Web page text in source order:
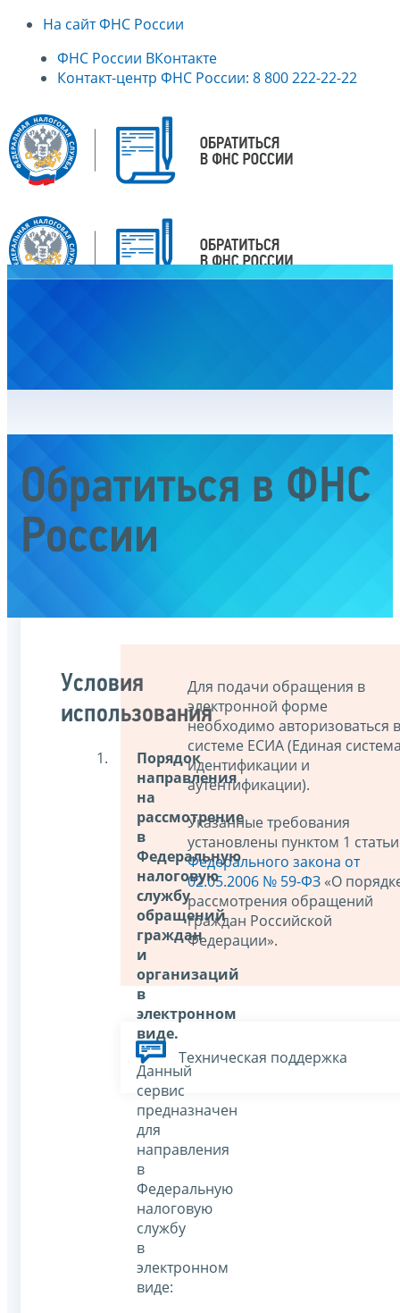
На сайт ФНС России
ФНС России ВКонтакте
Контакт-центр ФНС России: 8 800 222-22-22
Обратиться в ФНС
России
Условия
использования
Порядок
направления
на
рассмотрение
в
Федеральную
налоговую
службу
обращений
граждан
и
организаций
в
электронном
виде.
Данный
сервис
предназначен
для
направления
в
Федеральную
налоговую
службу
в
электронном
виде:
Для подачи обращения в
электронной форме
необходимо авторизоваться в
системе ЕСИА (Единая
идентификации и
аутентификации).
Указанные требования
установлены пунктом 1
Федерального закона от
02.05.2006 № 59-ФЗ «О
рассмотрения обращений
граждан Российской
Федерации».
Техническая поддержка